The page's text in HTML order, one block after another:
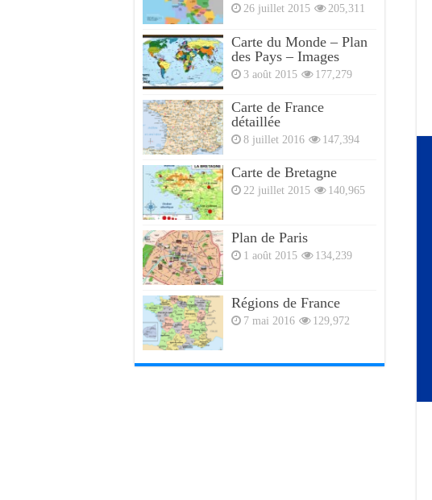
26 juillet 2015 205,311
Carte du Monde – Plan
des Pays – Images
3 août 2015 177,279
Carte de France
détaillée
8 juillet 2016 147,394
Carte de Bretagne
22 juillet 2015 140,965
Plan de Paris
1 août 2015 134,239
Régions de France
7 mai 2016 129,972